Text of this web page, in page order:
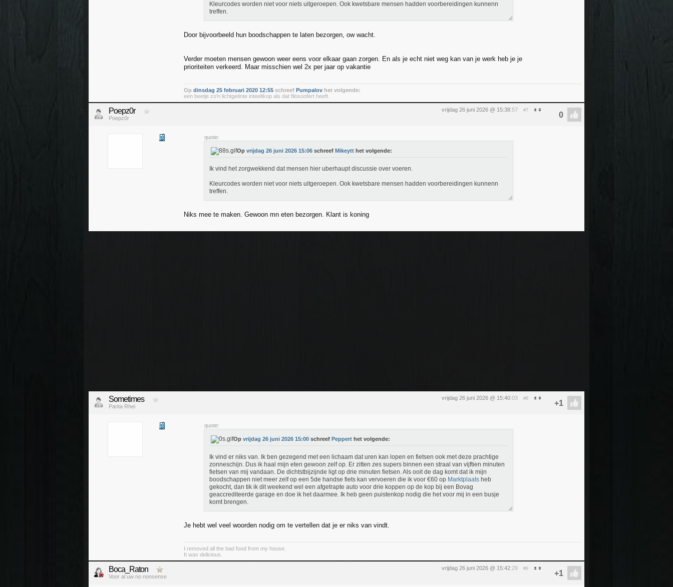
Kleurcodes worden niet voor niets uitgeroepen. Ook kwetsbare mensen hadden voorbereidingen kunnenn
treffen.
Door bijvoorbeeld hun boodschappen te laten bezorgen, ow wacht.
Verder moeten mensen gewoon weer eens voor elkaar gaan zorgen. En als je echt niet weg kan van je werk heb je je
prioriteiten verkeerd. Maar misschien wel 2x per jaar op vakantie
Op dinsdag 25 februari 2020 12:55 schreef Pumpalov het volgende:
een beetje zo'n lichtgetinte inteeltkop als dat filosoofert heeft.
vrijdag 26 juni 2026 @ 15:38:57 #7
Poepz0r
Poepz0r
quote:
Op vrijdag 26 juni 2026 15:06 schreef Mikeytt het volgende:
Ik vind het zorgwekkend dat mensen hier uberhaupt discussie over voeren.
Kleurcodes worden niet voor niets uitgeroepen. Ook kwetsbare mensen hadden voorbereidingen kunnenn
treffen.
Niks mee te maken. Gewoon mn eten bezorgen. Klant is koning
vrijdag 26 juni 2026 @ 15:40:03 #8
Sometimes
Panta Rhei
quote:
Op vrijdag 26 juni 2026 15:00 schreef Peppert het volgende:
Ik vind er niks van. Ik ben gezegend met een lichaam dat uren kan lopen en fietsen ook met deze prachtige
zonneschijn. Dus ik haal mijn eten gewoon zelf op. Er zitten zes supers binnen een straal van vijftien minuten
fietsen van mij vandaan. De dichtstbijzijnde ligt op drie minuten fietsen. Als ooit de dag komt dat ik mijn
boodschappen niet meer zelf op een 5de handse fiets kan vervoeren die ik voor €60 op Marktplaats heb
gekocht, dan tik ik dit weekend wel een afgetrapte auto voor drie koppen op de kop bij een Bovag
geaccrediteerde garage en doe ik het daarmee. Ik heb geen puistenkop nodig die het voor mij in een busje
komt brengen.
Je hebt wel veel woorden nodig om te vertellen dat je er niks van vindt.
I removed all the bad food from my house.
It was delicious.
vrijdag 26 juni 2026 @ 15:42:29 #9
Boca_Raton
Voor al uw no nonsense